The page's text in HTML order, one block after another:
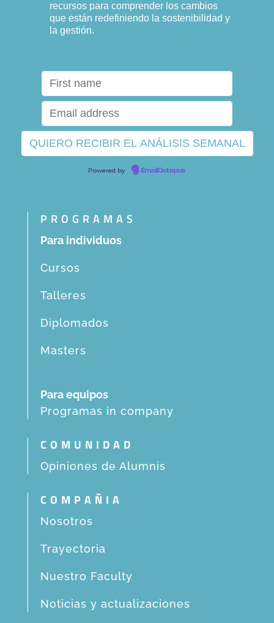
recursos para comprender los cambios
que están redefiniendo la sostenibilidad y
la gestión.
Powered by EmailOctopus
PROGRAMAS
Para individuos
Cursos
Talleres
Diplomados
Masters
Para equipos
Programas in company
COMUNIDAD
Opiniones de Alumnis
COMPAÑIA
Nosotros
Trayectoria
Nuestro Faculty
Noticias y actualizaciones